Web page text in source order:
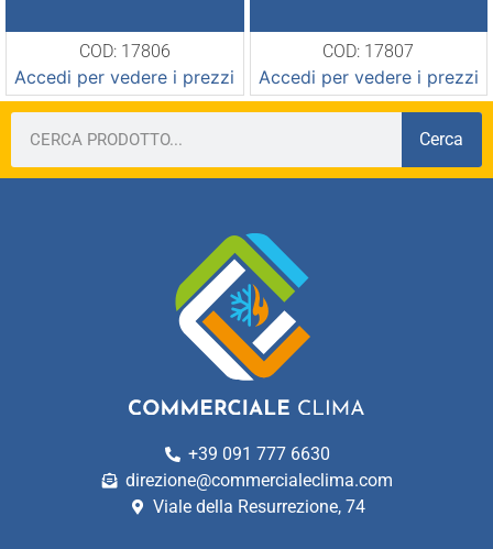
COD: 17806
Accedi per vedere i prezzi
COD: 17807
Accedi per vedere i prezzi
Cerca
+39 091 777 6630
direzione@commercialeclima.com
Viale della Resurrezione, 74